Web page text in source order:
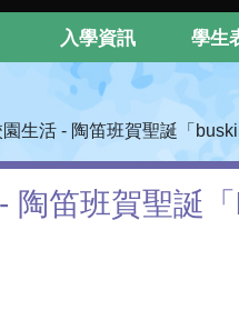
入學資訊 學生
生活 - 陶笛班賀聖誕「
陶笛班賀聖誕「